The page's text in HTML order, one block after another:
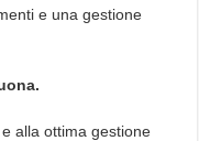
e una gestione
alla ottima gestione